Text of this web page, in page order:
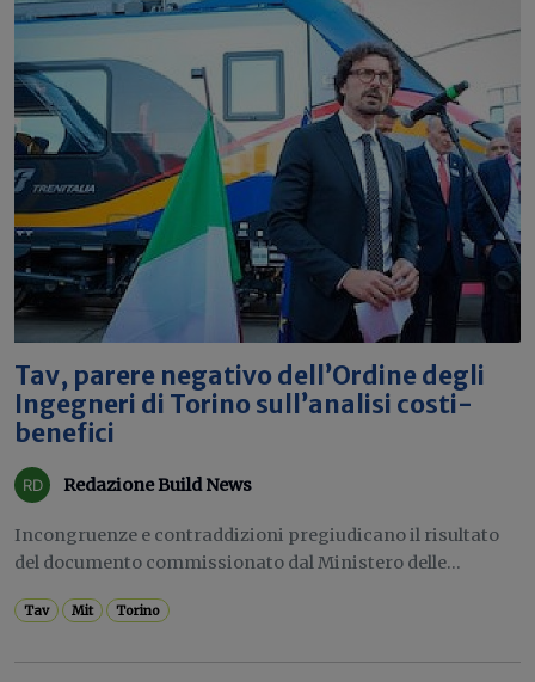
Tav, parere negativo dell’Ordine degli
Ingegneri di Torino sull’analisi costi-
benefici
Redazione Build News
Incongruenze e contraddizioni pregiudicano il risultato
del documento commissionato dal Ministero delle...
Tav Mit Torino